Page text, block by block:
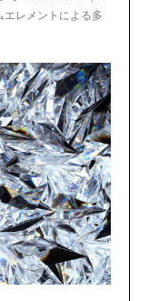
エレメントによる多